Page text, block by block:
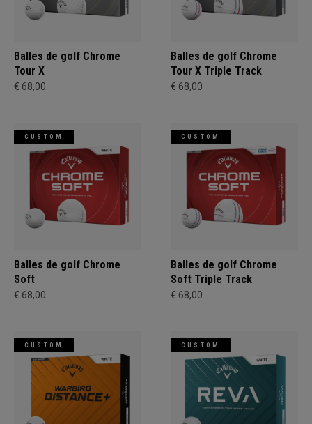
Balles de golf Chrome
Tour X
€ 68,00
Balles de golf Chrome
Tour X Triple Track
€ 68,00
CUSTOM
Balles de golf Chrome
Soft
€ 68,00
CUSTOM
Balles de golf Chrome
Soft Triple Track
€ 68,00
CUSTOM CUSTOM